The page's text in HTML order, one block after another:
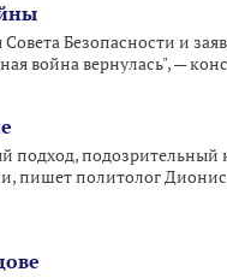
Безопасности и
война вернулась", —
подход, подозрительный
пишет политолог